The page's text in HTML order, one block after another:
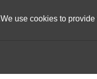
We use cookies to